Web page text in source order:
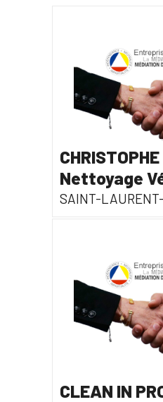
Nettoyage
SAINT-
CLEAN IN